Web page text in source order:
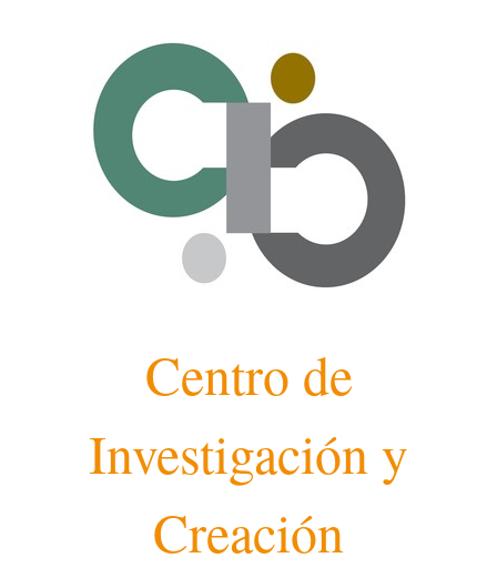
Centro de
Investigación y
Creación